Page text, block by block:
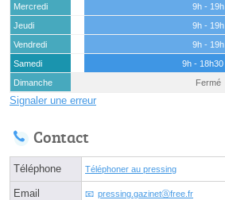
Mercredi
9h - 19h
Jeudi
9h - 19h
Vendredi
9h - 19h
Samedi
9h - 18h30
Dimanche
Fermé
Signaler une erreur
Contact
Téléphone Téléphoner au pressing
Email pressing.gazinetⓐfree.fr